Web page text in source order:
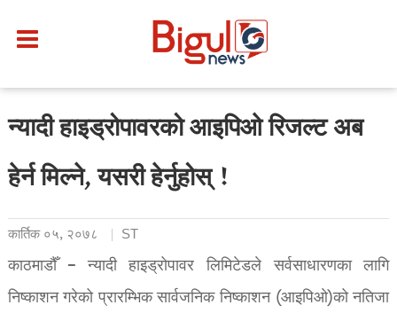
न्यादी हाइड्रोपावरको आइपिओ रिजल्ट अब
हेर्न मिल्ने, यसरी हेर्नुहोस् !
कार्तिक ०५, २०७८ ST
काठमाडौँ – न्यादी हाइड्रोपावर लिमिटेडले सर्वसाधारणका लागि
निष्काशन गरेको प्रारम्भिक सार्वजनिक निष्काशन (आइपिओ)को नतिजा